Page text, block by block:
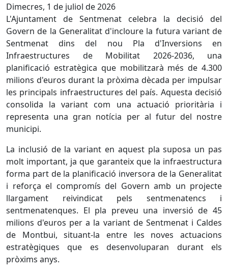
Dimecres, 1 de juliol de 2026
L'Ajuntament de Sentmenat celebra la decisió del
Govern de la Generalitat d'incloure la futura variant de
Sentmenat dins del nou Pla d'Inversions en
Infraestructures de Mobilitat 2026-2036, una
planificació estratègica que mobilitzarà més de 4.300
milions d'euros durant la pròxima dècada per impulsar
les principals infraestructures del país. Aquesta decisió
consolida la variant com una actuació prioritària i
representa una gran notícia per al futur del nostre
municipi.
La inclusió de la variant en aquest pla suposa un pas
molt important, ja que garanteix que la infraestructura
forma part de la planificació inversora de la Generalitat
i reforça el compromís del Govern amb un projecte
llargament reivindicat pels sentmenatencs i
sentmenatenques. El pla preveu una inversió de 45
milions d'euros per a la variant de Sentmenat i Caldes
de Montbui, situant-la entre les noves actuacions
estratègiques que es desenvoluparan durant els
pròxims anys.